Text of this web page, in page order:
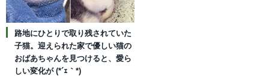
路地にひとりで取り残されていた
子猫。迎えられた家で優しい猫の
おばあちゃんを見つけると、愛ら
しい変化が (*´ｪ｀*)